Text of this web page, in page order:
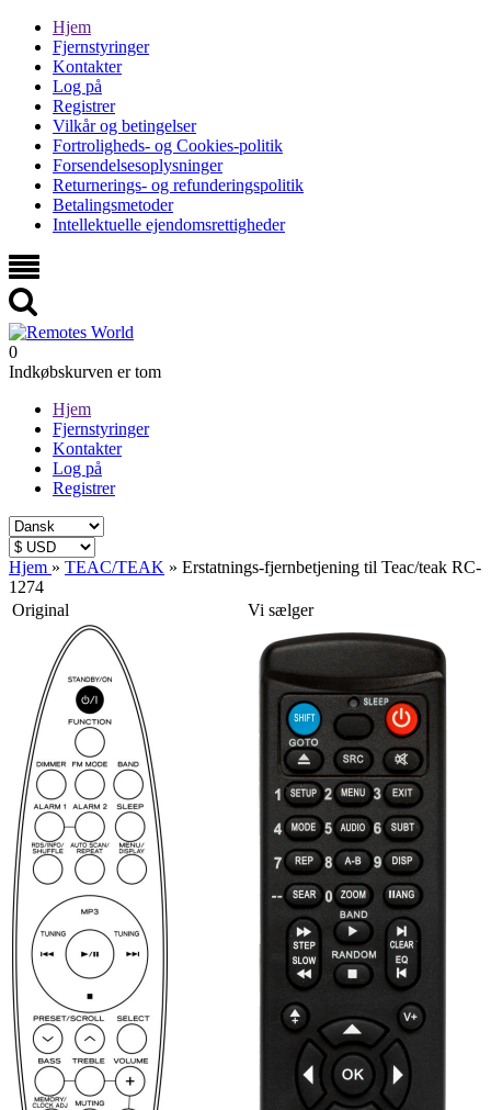
Hjem
Fjernstyringer
Kontakter
Log på
Registrer
Vilkår og betingelser
Fortroligheds- og Cookies-politik
Forsendelsesoplysninger
Returnerings- og refunderingspolitik
Betalingsmetoder
Intellektuelle ejendomsrettigheder
0
Indkøbskurven er tom
Hjem
Fjernstyringer
Kontakter
Log på
Registrer
Hjem » TEAC/TEAK » Erstatnings-fjernbetjening til Teac/teak RC-
1274
Original
Vi sælger